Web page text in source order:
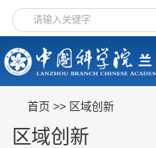
首页 >> 区域创新
区域创新